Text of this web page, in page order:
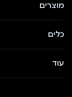
מוצרים
כלים
עוד